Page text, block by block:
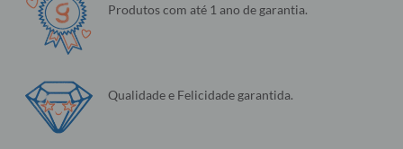
Produtos com até 1 ano de garantia.
Qualidade e Felicidade garantida.